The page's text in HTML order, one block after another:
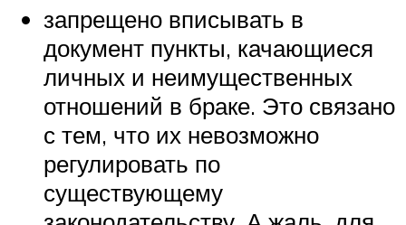
запрещено вписывать в
документ пункты, качающиеся
личных и неимущественных
отношений в браке. Это связано
с тем, что их невозможно
регулировать по
существующему